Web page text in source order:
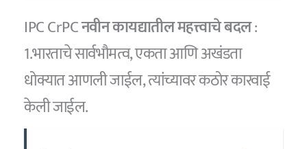
IPC CrPCनवीन कायद्यातील महत्त्वाचे बदल:
1.भारताचे सार्वभौमत्व, एकता आणि अखंडता
धोक्यात आणली जाईल, त्यांच्यावर कठोर कारवाई
केली जाईल.